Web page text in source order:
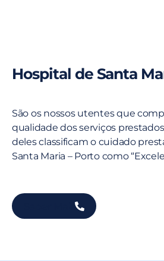
Hospital de Santa
São os nossos utentes que
qualidade dos serviços
deles classificam o cuidado
Santa Maria – Porto como
Saber Mais